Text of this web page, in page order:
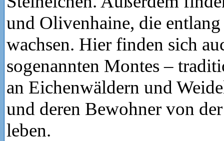
und Olivenhaine, die
wachsen. Hier finden sich
sogenannten Montes –
an Eichenwäldern und
und deren Bewohner von
leben.